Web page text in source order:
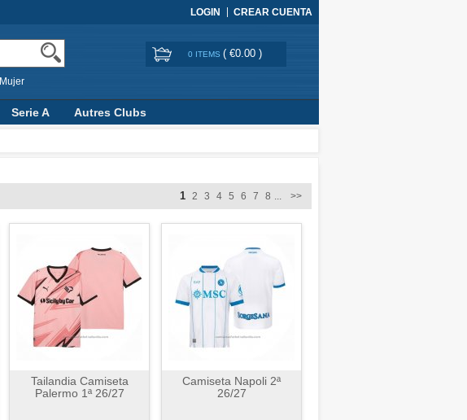
LOGIN CREAR CUENTA
Mujer
0 ITEMS ( €0.00 )
Serie A Autres Clubs
1 2 3 4 5 6 7 8 ... >>
Tailandia Camiseta
Palermo 1ª 26/27
Camiseta Napoli 2ª
26/27